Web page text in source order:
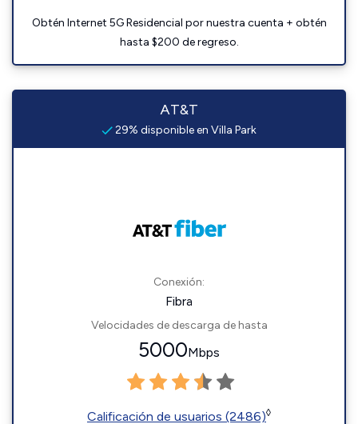
Obtén Internet 5G Residencial por nuestra cuenta + obtén
hasta $200 de regreso.
AT&T
29% disponible en Villa Park
Conexión:
Fibra
Velocidades de descarga de hasta
5000Mbps
Calificación de usuarios (2486)◊